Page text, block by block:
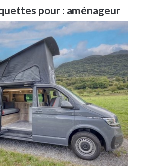
pour : aménageur